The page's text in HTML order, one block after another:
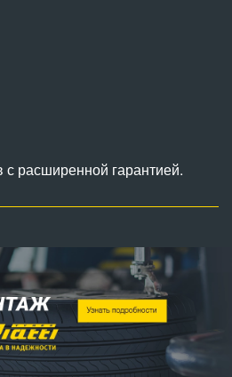
с расширенной гарантией.